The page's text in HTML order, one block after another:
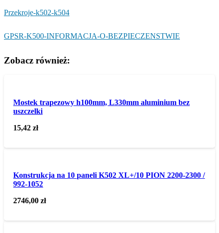
Przekroje-k502-k504
GPSR-K500-INFORMACJA-O-BEZPIECZENSTWIE
Zobacz również:
Mostek trapezowy h100mm, L330mm aluminium bez
uszczelki
15,42zł
Konstrukcja na 10 paneli K502 XL+/10 PION 2200-2300 /
992-1052
2746,00zł